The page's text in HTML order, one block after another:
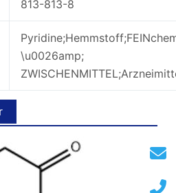
813-813-8
\u0026amp;